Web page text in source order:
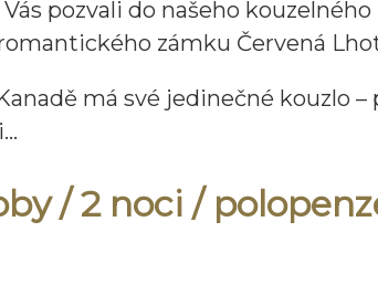
pozvali do našeho
zámku Červená
má své jedinečné kouzlo
/ 2 noci /